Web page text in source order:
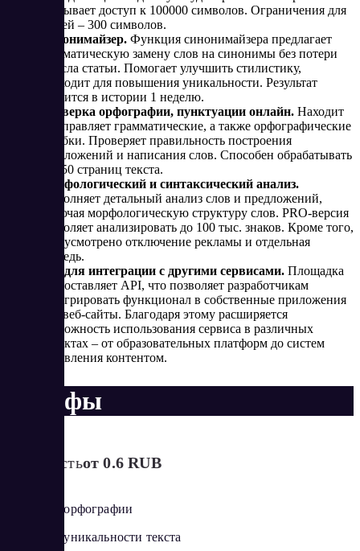
открывает доступ к 100000 символов. Ограничения для
гостей – 300 символов.
Синонимайзер. Функция синонимайзера предлагает
автоматическую замену слов на синонимы без потери
смысла статьи. Помогает улучшить стилистику,
подходит для повышения уникальности. Результат
хранится в истории 1 неделю.
Проверка орфографии, пунктуации онлайн. Находит
и исправляет грамматические, а также орфографические
ошибки. Проверяет правильность построения
предложений и написания слов. Способен обрабатывать
до 250 страниц текста.
Морфологический и синтаксический анализ.
Выполняет детальный анализ слов и предложений,
включая морфологическую структуру слов. PRO-версия
позволяет анализировать до 100 тыс. знаков. Кроме того,
предусмотрено отключение рекламы и отдельная
очередь.
API для интеграции с другими сервисами. Площадка
предоставляет API, что позволяет разработчикам
интегрировать функционал в собственные приложения
или веб-сайты. Благодаря этому расширяется
возможность использования сервиса в различных
проектах – от образовательных платформ до систем
управления контентом.
Тарифы
Стоимостьот 0.6 RUB
Проверка орфографии
Проверка уникальности текста